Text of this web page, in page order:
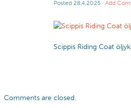
Posted 28.4.2025 · Add
Scippis Riding Coat
Comments are closed.